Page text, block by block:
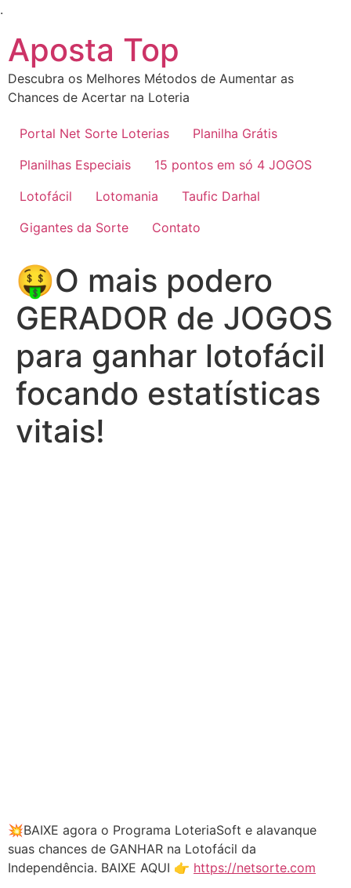
.
conteúdo
Aposta Top
Descubra os Melhores Métodos de Aumentar as
Chances de Acertar na Loteria
Portal Net Sorte Loterias
Planilha Grátis
Planilhas Especiais
15 pontos em só 4 JOGOS
Lotofácil
Lotomania
Taufic Darhal
Gigantes da Sorte
Contato
🤑O mais podero
GERADOR de JOGOS
para ganhar lotofácil
focando estatísticas
vitais!
💥BAIXE agora o Programa LoteriaSoft e alavanque
suas chances de GANHAR na Lotofácil da
Independência. BAIXE AQUI 👉 https://netsorte.com